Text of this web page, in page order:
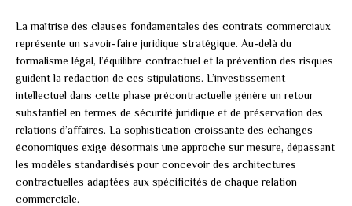
La maîtrise des clauses fondamentales des contrats commerciaux
représente un savoir-faire juridique stratégique. Au-delà du
formalisme légal, l’équilibre contractuel et la prévention des risques
guident la rédaction de ces stipulations. L’investissement
intellectuel dans cette phase précontractuelle génère un retour
substantiel en termes de sécurité juridique et de préservation des
relations d’affaires. La sophistication croissante des échanges
économiques exige désormais une approche sur mesure, dépassant
les modèles standardisés pour concevoir des architectures
contractuelles adaptées aux spécificités de chaque relation
commerciale.